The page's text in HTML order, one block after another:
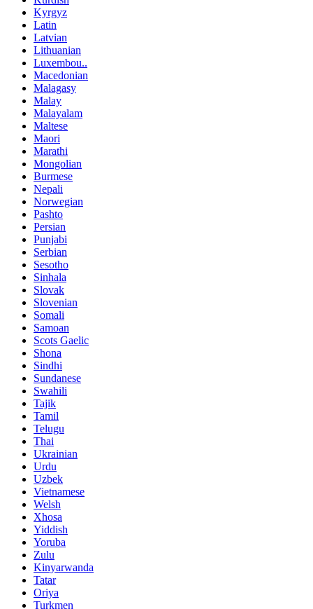
Kyrgyz
Latin
Latvian
Lithuanian
Luxembou..
Macedonian
Malagasy
Malay
Malayalam
Maltese
Maori
Marathi
Mongolian
Burmese
Nepali
Norwegian
Pashto
Persian
Punjabi
Serbian
Sesotho
Sinhala
Slovak
Slovenian
Somali
Samoan
Scots Gaelic
Shona
Sindhi
Sundanese
Swahili
Tajik
Tamil
Telugu
Thai
Ukrainian
Urdu
Uzbek
Vietnamese
Welsh
Xhosa
Yiddish
Yoruba
Zulu
Kinyarwanda
Tatar
Oriya
Turkmen